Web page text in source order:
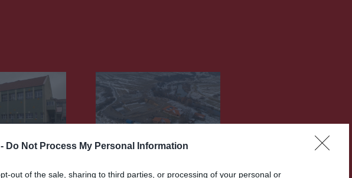
Do Not Process My Personal Information
out of the sale, sharing to third parties, or processing of your personal or